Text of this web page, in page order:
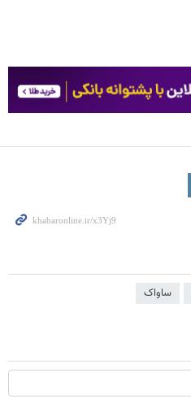
ساواک